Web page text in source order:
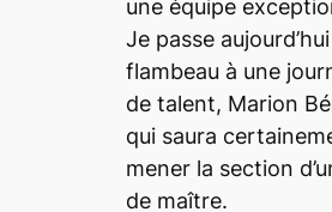
une équipe
Je passe
flambeau à une
de talent, Marion
qui saura
mener la section
de maître.